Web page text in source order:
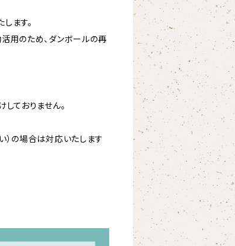
ます。
用のため、ダンボールの再
ておりません。
）の場合は対応いたします